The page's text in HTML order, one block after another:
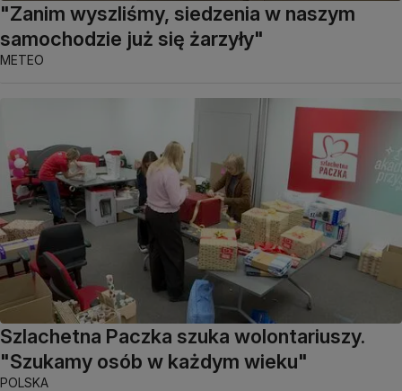
"Zanim wyszliśmy, siedzenia w naszym
samochodzie już się żarzyły"
METEO
Szlachetna Paczka szuka wolontariuszy.
"Szukamy osób w każdym wieku"
POLSKA